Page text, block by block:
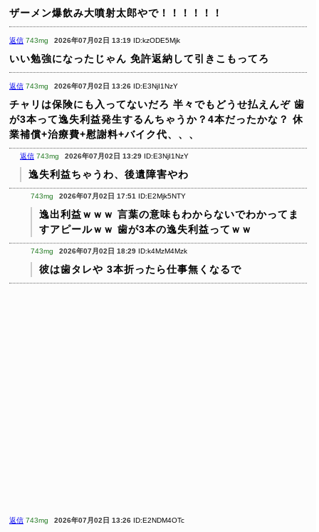
ザーメン爆飲み大噴射太郎やで！！！！！！
返信 743mg 2026年07月02日 13:19 ID:kzODE5Mjk
いい勉強になったじゃん 免許返納して引きこもってろ
返信 743mg 2026年07月02日 13:26 ID:E3NjI1NzY
チャリは保険にも入ってないだろ 半々でもどうせ払えんぞ 歯
が3本って逸失利益発生するんちゃうか？4本だったかな？ 休
業補償+治療費+慰謝料+バイク代、、、
返信 743mg 2026年07月02日 13:29 ID:E3NjI1NzY
逸失利益ちゃうわ、後遺障害やわ
743mg 2026年07月02日 17:51 ID:E2Mjk5NTY
逸出利益ｗｗｗ 言葉の意味もわからないでわかってま
すアピールｗｗ 歯が3本の逸失利益ってｗｗ
743mg 2026年07月02日 18:29 ID:k4MzM4Mzk
彼は歯タレや 3本折ったら仕事無くなるで
返信 743mg 2026年07月02日 13:26 ID:E2NDM4OTc